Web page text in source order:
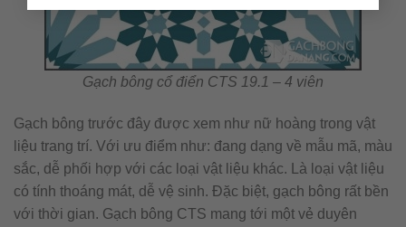
Gạch bông cổ điển CTS 19.1 – 4 viên
Gạch bông trước đây được xem như nữ hoàng trong vật
liệu trang trí. Với ưu điểm như: đang dạng về mẫu mã, màu
sắc, dễ phối hợp với các loại vật liệu khác. Là loại vật liệu
có tính thoáng mát, dễ vệ sinh. Đặc biệt, gạch bông rất bền
với thời gian. Gạch bông CTS mang tới một vẻ duyên